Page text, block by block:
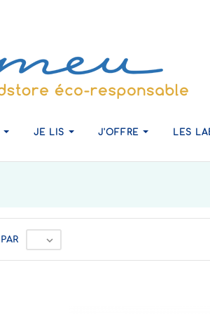
JE LIS J'OFFRE LES
9 ans
